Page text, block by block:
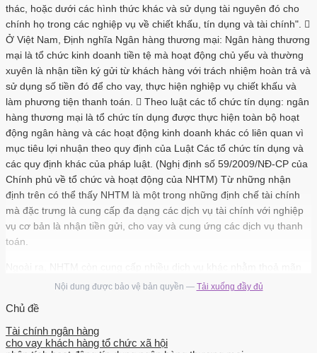
thác, hoặc dưới các hình thức khác và sử dụng tài nguyên đó cho
chính họ trong các nghiệp vụ về chiết khấu, tín dụng và tài chính". 
Ở Việt Nam, Định nghĩa Ngân hàng thương mại: Ngân hàng thương
mại là tổ chức kinh doanh tiền tệ mà hoạt động chủ yếu và thường
xuyên là nhận tiền ký gửi từ khách hàng với trách nhiệm hoàn trả và
sử dụng số tiền đó để cho vay, thực hiện nghiệp vụ chiết khấu và
làm phương tiện thanh toán.  Theo luật các tổ chức tín dụng: ngân
hàng thương mại là tổ chức tín dụng được thực hiện toàn bộ hoạt
động ngân hàng và các hoạt động kinh doanh khác có liên quan vì
mục tiêu lợi nhuận theo quy định của Luật Các tổ chức tín dụng và
các quy định khác của pháp luật. (Nghị định số 59/2009/NĐ-CP của
Chính phủ về tổ chức và hoạt động của NHTM) Từ những nhận
định trên có thể thấy NHTM là một trong những định chế tài chính
mà đặc trưng là cung cấp đa dạng các dịch vụ tài chính với nghiệp
vụ cơ bản là nhận tiền gửi, cho vay và cung ứng các dịch vụ thanh
toán.
tối đa nhu cầu về sản phẩm dịch vụ của xã hội.2 Các hoạt động của
dụng trung gian, hoạt động kinh doanh trên lĩnh vực tiền tệ. Hoạt
động kinh doanh của ngân hàng cũng giống như một doanh nghiệp
thương mại, đều hướng đến mục đích cuối cùng là tối đa hóa lợi
Nội dung được bảo vệ bản quyền — Tải xuống đầy đủ
Chủ đề
Tài chính ngân hàng
cho vay khách hàng tổ chức xã hội